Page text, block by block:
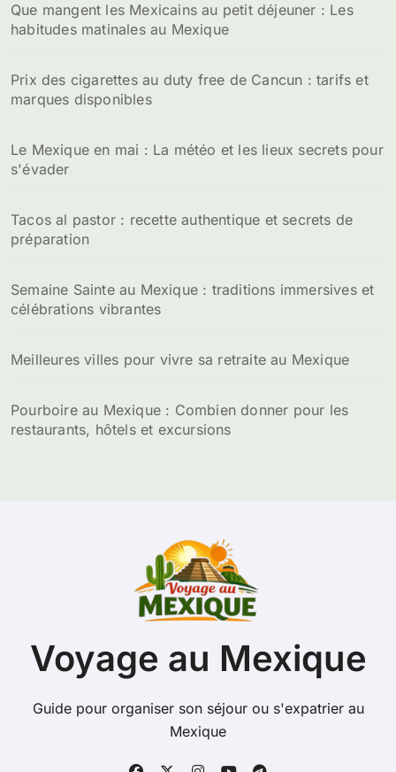
Que mangent les Mexicains au petit déjeuner : Les
habitudes matinales au Mexique
Prix des cigarettes au duty free de Cancun : tarifs et
marques disponibles
Le Mexique en mai : La météo et les lieux secrets pour
s'évader
Tacos al pastor : recette authentique et secrets de
préparation
Semaine Sainte au Mexique : traditions immersives et
célébrations vibrantes
Meilleures villes pour vivre sa retraite au Mexique
Pourboire au Mexique : Combien donner pour les
restaurants, hôtels et excursions
Voyage au Mexique
Guide pour organiser son séjour ou s'expatrier au
Mexique